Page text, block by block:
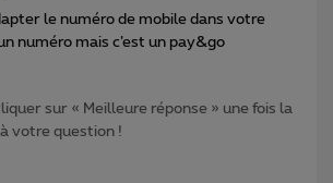
le numéro de mobile dans votre
numéro mais c’est un pay&go
sur « Meilleure réponse » une fois la
votre question !